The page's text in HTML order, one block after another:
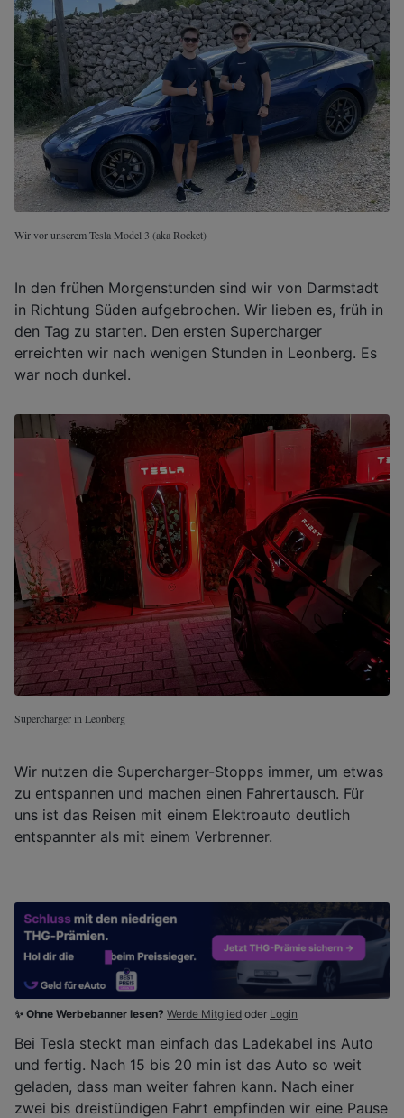
Wir vor unserem Tesla Model 3 (aka Rocket)
In den frühen Morgenstunden sind wir von Darmstadt
in Richtung Süden aufgebrochen. Wir lieben es, früh in
den Tag zu starten. Den ersten Supercharger
erreichten wir nach wenigen Stunden in Leonberg. Es
war noch dunkel.
Supercharger in Leonberg
Wir nutzen die Supercharger-Stopps immer, um etwas
zu entspannen und machen einen Fahrertausch. Für
uns ist das Reisen mit einem Elektroauto deutlich
entspannter als mit einem Verbrenner.
✨ Ohne Werbebanner lesen? Werde Mitglied oder Login
Bei Tesla steckt man einfach das Ladekabel ins Auto
und fertig. Nach 15 bis 20 min ist das Auto so weit
geladen, dass man weiter fahren kann. Nach einer
zwei bis dreistündigen Fahrt empfinden wir eine Pause